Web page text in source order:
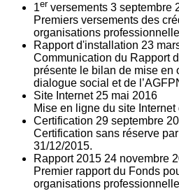
1er versements 3 septembre
Premiers versements des
organisations
Rapport d'installation 23
Communication du Rapport
présente le bilan de mise
dialogue social et de
Site Internet 25 mai 2016
Mise en ligne du site
Certification 29 septembre
Certification sans réserve
31/12/2015.
Rapport 2015 24 novembre
Premier rapport du Fonds
organisations